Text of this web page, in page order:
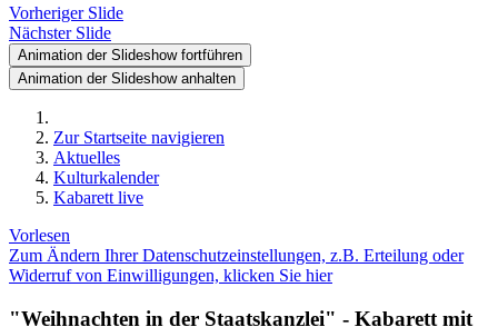
Vorheriger Slide
Nächster Slide
Animation der Slideshow fortführen
Animation der Slideshow anhalten
Zur Startseite navigieren
Aktuelles
Kulturkalender
Kabarett live
Vorlesen
Zum Ändern Ihrer Datenschutzeinstellungen, z.B. Erteilung oder
Widerruf von Einwilligungen, klicken Sie hier
"Weihnachten in der Staatskanzlei" - Kabarett mit